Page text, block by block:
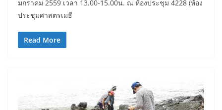
มกราคม 2559 เวลา 13.00-15.00น. ณ ห้องประชุม 4228 (ห้อง
ประชุมศาสตรเมธี
Read More